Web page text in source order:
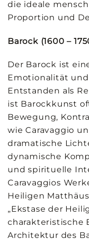
die ideale
Proportion und
Barock (1600 –
Der Barock ist
Emotionalität
Entstanden als
ist Barockkunst
Bewegung,
wie Caravaggio
dramatische
dynamische
und spirituelle
Caravaggios
Heiligen
„Ekstase der
charakteristische
Architektur des